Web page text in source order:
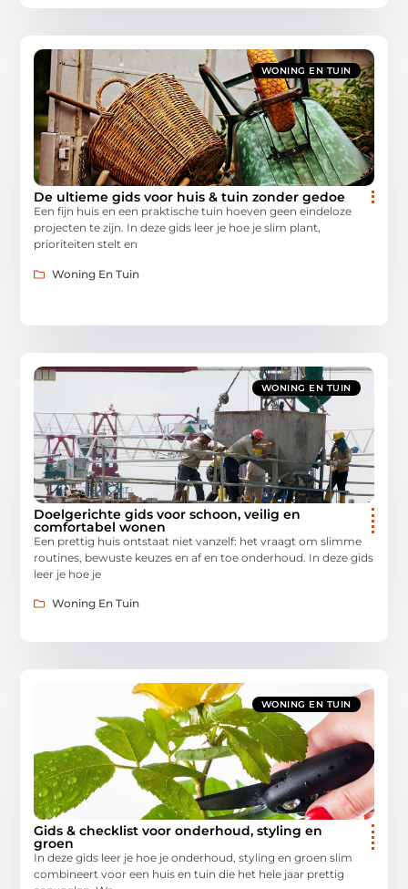
WONING EN TUIN
De ultieme gids voor huis & tuin zonder gedoe
Een fijn huis en een praktische tuin hoeven geen eindeloze
projecten te zijn. In deze gids leer je hoe je slim plant,
prioriteiten stelt en
Woning En Tuin
WONING EN TUIN
Doelgerichte gids voor schoon, veilig en
comfortabel wonen
Een prettig huis ontstaat niet vanzelf: het vraagt om slimme
routines, bewuste keuzes en af en toe onderhoud. In deze gids
leer je hoe je
Woning En Tuin
WONING EN TUIN
Gids & checklist voor onderhoud, styling en
groen
In deze gids leer je hoe je onderhoud, styling en groen slim
combineert voor een huis en tuin die het hele jaar prettig